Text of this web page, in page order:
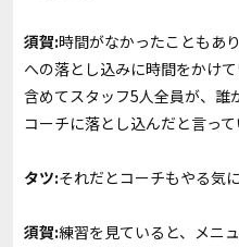
須賀:時間がなかったこともあ
への落とし込みに時間をかけ
含めてスタッフ5人全員が、誰
コーチに落とし込んだと言って
タツ:それだとコーチもやる気
須賀:練習を見ていると、メニ